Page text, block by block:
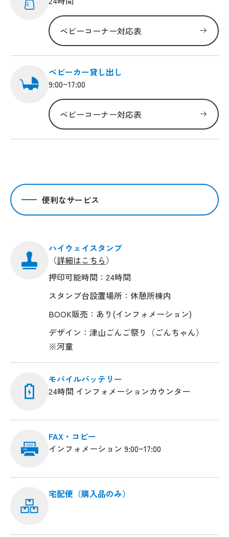
ベビーコーナー対応表
ベビーカー貸し出し
9:00~17:00
ベビーコーナー対応表
便利なサービス
ハイウェイスタンプ
（詳細はこちら）
押印可能時間：24時間
スタンプ台設置場所：休憩所棟内
BOOK販売：あり(インフォメーション)
デザイン：津山ごんご祭り（ごんちゃん）
※河童
モバイルバッテリー
24時間 インフォメーションカウンター
FAX・コピー
インフォメーション 9:00~17:00
宅配便（購入品のみ）